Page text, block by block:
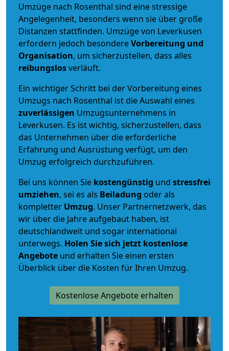
Umzüge nach Rosenthal sind eine stressige
Angelegenheit, besonders wenn sie über große
Distanzen stattfinden. Umzüge von Leverkusen
erfordern jedoch besondereVorbereitung und
Organisation, um sicherzustellen, dass alles
reibungslosverläuft.
Ein wichtiger Schritt bei der Vorbereitung eines
Umzugs nach Rosenthal ist die Auswahl eines
zuverlässigen Umzugsunternehmens in
Leverkusen. Es ist wichtig, sicherzustellen, dass
das Unternehmen über die erforderliche
Erfahrung und Ausrüstung verfügt, um den
Umzug erfolgreich durchzuführen.
Bei uns können Sie kostengünstig und stressfrei
umziehen, sei es als Beiladung oder als
kompletter Umzug. Unser Partnernetzwerk, das
wir über die Jahre aufgebaut haben, ist
deutschlandweit und sogar international
unterwegs. Holen Sie sich jetzt kostenlose
Angebote und erhalten Sie einen ersten
Überblick über die Kosten für Ihren Umzug.
Kostenlose Angebote erhalten